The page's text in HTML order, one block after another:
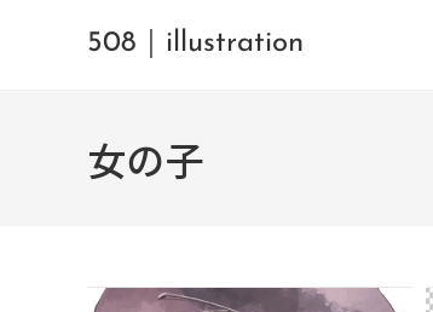
508｜illustration
女の子